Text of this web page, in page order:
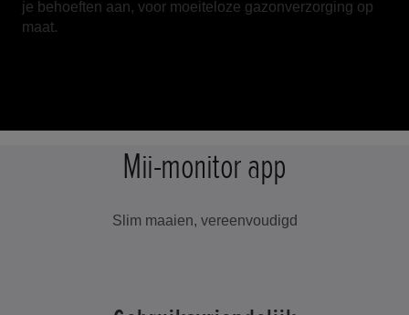
je behoeften aan, voor moeiteloze gazonverzorging op
maat.
Mii-monitor app
Slim maaien, vereenvoudigd